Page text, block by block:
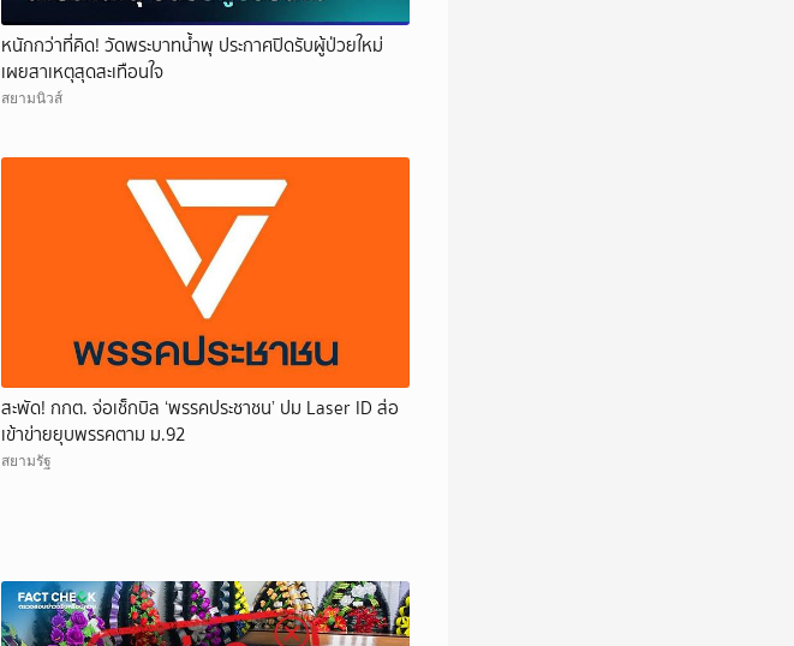
หนักกว่าที่คิด! วัดพระบาทน้ำพุ ประกาศปิดรับผู้ป่วยใหม่
เผยสาเหตุสุดสะเทือนใจ
สยามนิวส์
สะพัด! กกต. จ่อเช็กบิล ‘พรรคประชาชน’ ปม Laser ID ส่อ
เข้าข่ายยุบพรรคตาม ม.92
สยามรัฐ